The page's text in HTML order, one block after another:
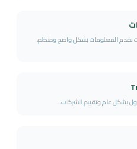
نقدم المعلومات بشكل واضح ومنظم،
بشكل عام وتقييم الشركات...